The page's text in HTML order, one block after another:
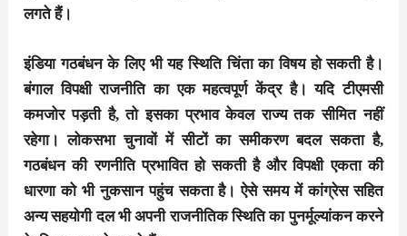
लगते हैं।
इंडिया गठबंधन के लिए भी यह स्थिति चिंता का विषय हो सकती है।
बंगाल विपक्षी राजनीति का एक महत्वपूर्ण केंद्र है। यदि टीएमसी
कमजोर पड़ती है, तो इसका प्रभाव केवल राज्य तक सीमित नहीं
रहेगा। लोकसभा चुनावों में सीटों का समीकरण बदल सकता है,
गठबंधन की रणनीति प्रभावित हो सकती है और विपक्षी एकता की
धारणा को भी नुकसान पहुंच सकता है। ऐसे समय में कांग्रेस सहित
अन्य सहयोगी दल भी अपनी राजनीतिक स्थिति का पुनर्मूल्यांकन करने